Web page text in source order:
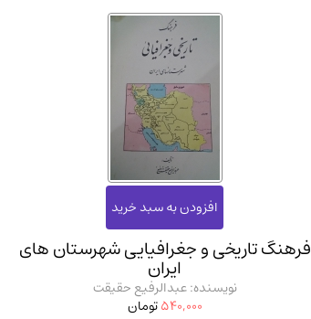
فرهنگ تاریخی و جغرافیایی شهرستان‌ های
ایران
نویسنده: عبدالرفیع حقیقت
540,000تومان